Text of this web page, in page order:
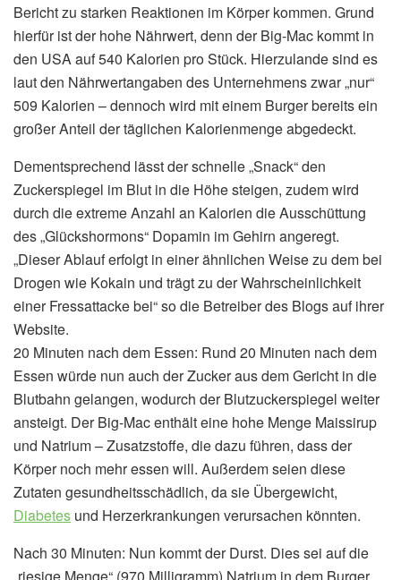
Bericht zu starken Reaktionen im Körper kommen. Grund
hierfür ist der hohe Nährwert, denn der Big-Mac kommt in
den USA auf 540 Kalorien pro Stück. Hierzulande sind es
laut den Nährwertangaben des Unternehmens zwar „nur“
509 Kalorien – dennoch wird mit einem Burger bereits ein
großer Anteil der täglichen Kalorienmenge abgedeckt.
Dementsprechend lässt der schnelle „Snack“ den
Zuckerspiegel im Blut in die Höhe steigen, zudem wird
durch die extreme Anzahl an Kalorien die Ausschüttung
des „Glückshormons“ Dopamin im Gehirn angeregt.
„Dieser Ablauf erfolgt in einer ähnlichen Weise zu dem bei
Drogen wie Kokain und trägt zu der Wahrscheinlichkeit
einer Fressattacke bei“ so die Betreiber des Blogs auf ihrer
Website.
20 Minuten nach dem Essen: Rund 20 Minuten nach dem
Essen würde nun auch der Zucker aus dem Gericht in die
Blutbahn gelangen, wodurch der Blutzuckerspiegel weiter
ansteigt. Der Big-Mac enthält eine hohe Menge Maissirup
und Natrium – Zusatzstoffe, die dazu führen, dass der
Körper noch mehr essen will. Außerdem seien diese
Zutaten gesundheitsschädlich, da sie Übergewicht,
Diabetes und Herzerkrankungen verursachen könnten.
Nach 30 Minuten: Nun kommt der Durst. Dies sei auf die
„riesige Menge“ (970 Milligramm) Natrium in dem Burger